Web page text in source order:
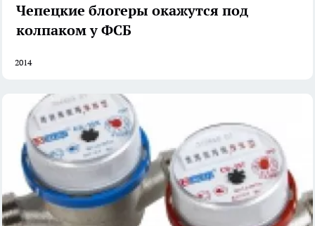
Чепецкие блогеры окажутся под
колпаком у ФСБ
2014